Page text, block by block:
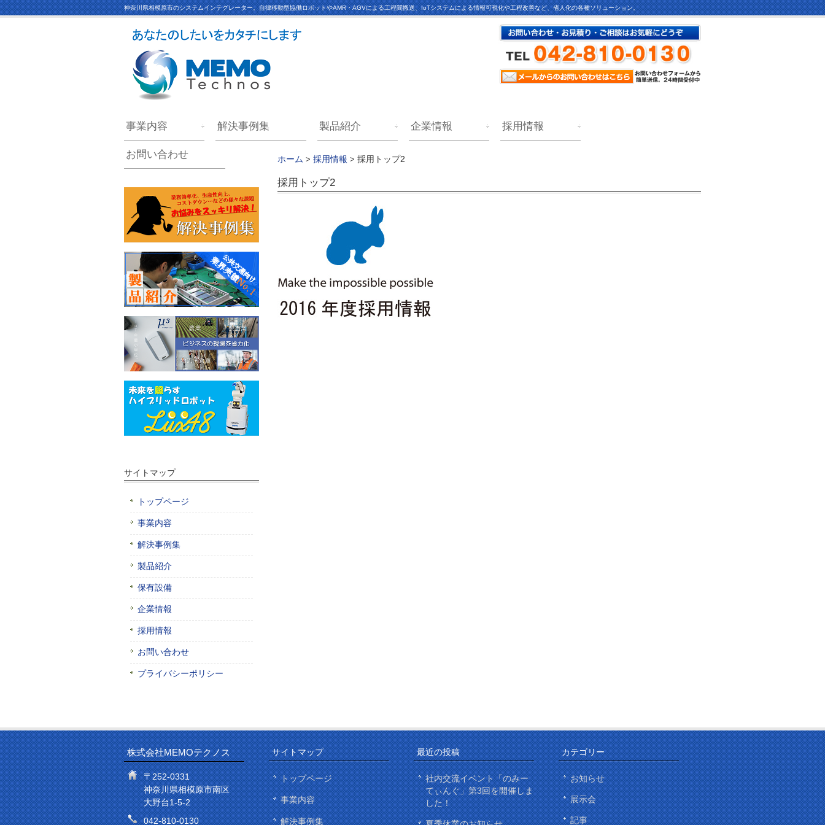
神奈川県相模原市のシステムインテグレーター。自律移動型協働ロボットやAMR・AGVによる工程間搬送、IoTシステムによる情報可視化や工程改善など、省人化の各種ソリューション。
事業内容 解決事例集 製品紹介 企業情報 採用情報
お問い合わせ ホーム > 採用情報 > 採用トップ2
採用トップ2
サイトマップ
トップページ
事業内容
解決事例集
製品紹介
保有設備
企業情報
採用情報
お問い合わせ
プライバシーポリシー
株式会社MEMOテクノス
〒252-0331
神奈川県相模原市南区
大野台1-5-2
042-810-0130
サイトマップ
トップページ
事業内容
解決事例集
最近の投稿
社内交流イベント「のみー
てぃんぐ」第3回を開催しま
した！
カテゴリー
お知らせ
展示会
記事